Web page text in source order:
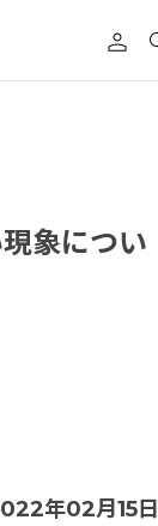
象につい
年02月15日